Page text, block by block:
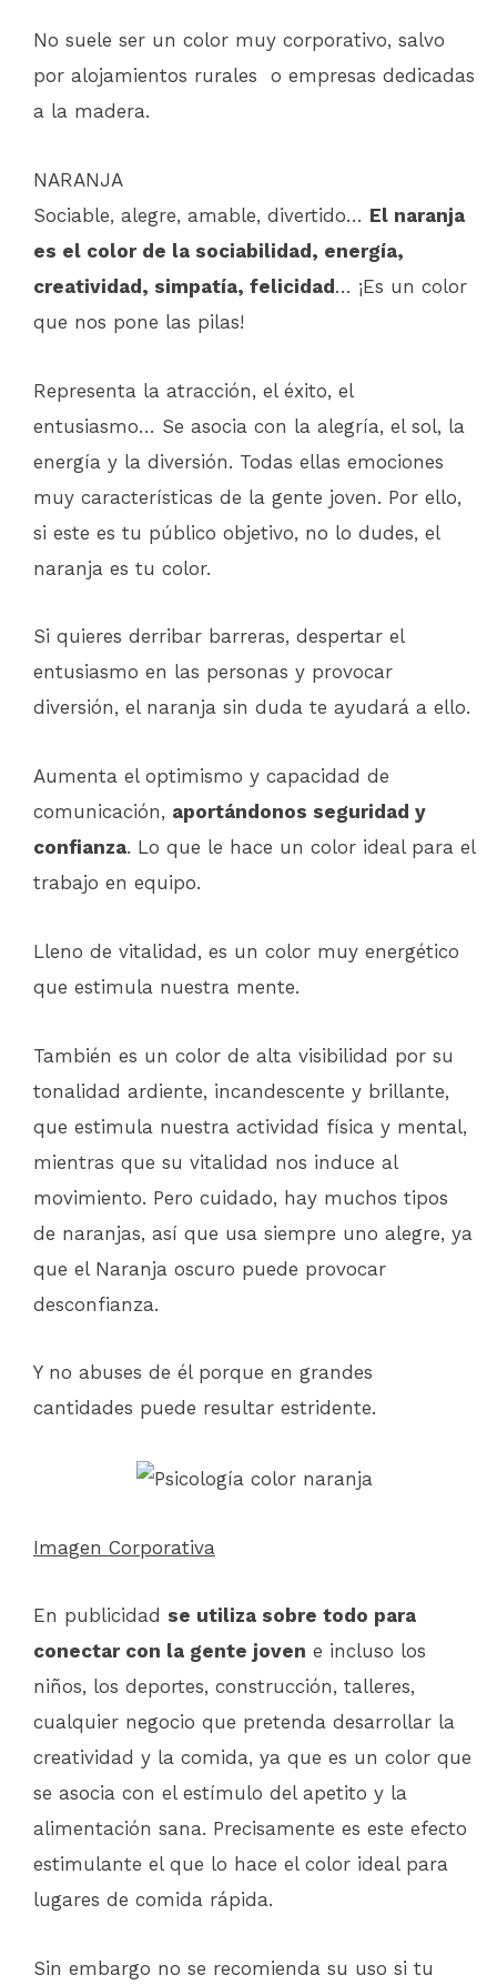
No suele ser un color muy corporativo, salvo
por alojamientos rurales o empresas dedicadas
a la madera.
NARANJA
Sociable, alegre, amable, divertido… El naranja
es el color de la sociabilidad, energía,
creatividad, simpatía, felicidad… ¡Es un color
que nos pone las pilas!
Representa la atracción, el éxito, el
entusiasmo… Se asocia con la alegría, el sol, la
energía y la diversión. Todas ellas emociones
muy características de la gente joven. Por ello,
si este es tu público objetivo, no lo dudes, el
naranja es tu color.
Si quieres derribar barreras, despertar el
entusiasmo en las personas y provocar
diversión, el naranja sin duda te ayudará a ello.
Aumenta el optimismo y capacidad de
comunicación, aportándonos seguridad y
confianza. Lo que le hace un color ideal para el
trabajo en equipo.
Lleno de vitalidad, es un color muy energético
que estimula nuestra mente.
También es un color de alta visibilidad por su
tonalidad ardiente, incandescente y brillante,
que estimula nuestra actividad física y mental,
mientras que su vitalidad nos induce al
movimiento. Pero cuidado, hay muchos tipos
de naranjas, así que usa siempre uno alegre, ya
que el Naranja oscuro puede provocar
desconfianza.
Y no abuses de él porque en grandes
cantidades puede resultar estridente.
Imagen Corporativa
En publicidad se utiliza sobre todo para
conectar con la gente joven e incluso los
niños, los deportes, construcción, talleres,
cualquier negocio que pretenda desarrollar la
creatividad y la comida, ya que es un color que
se asocia con el estímulo del apetito y la
alimentación sana. Precisamente es este efecto
estimulante el que lo hace el color ideal para
lugares de comida rápida.
Sin embargo no se recomienda su uso si tu